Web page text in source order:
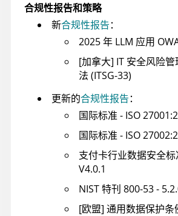
合规性报告和策略
新合规性报告：
2025 年 LLM 应用
[加拿大] IT 安全风险
法 (ITSG-33)
更新的合规性报告：
国际标准 - ISO
国际标准 - ISO
支付卡行业数据安全标
V4.0.1
NIST 特刊 800-53 -
[欧盟] 通用数据保护条